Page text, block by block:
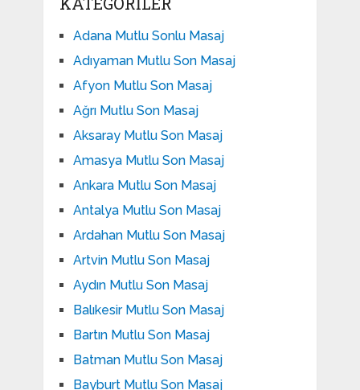
Adana Mutlu Sonlu Masaj
Adıyaman Mutlu Son Masaj
Afyon Mutlu Son Masaj
Ağrı Mutlu Son Masaj
Aksaray Mutlu Son Masaj
Amasya Mutlu Son Masaj
Ankara Mutlu Son Masaj
Antalya Mutlu Son Masaj
Ardahan Mutlu Son Masaj
Artvin Mutlu Son Masaj
Aydın Mutlu Son Masaj
Balıkesir Mutlu Son Masaj
Bartın Mutlu Son Masaj
Batman Mutlu Son Masaj
Bayburt Mutlu Son Masaj